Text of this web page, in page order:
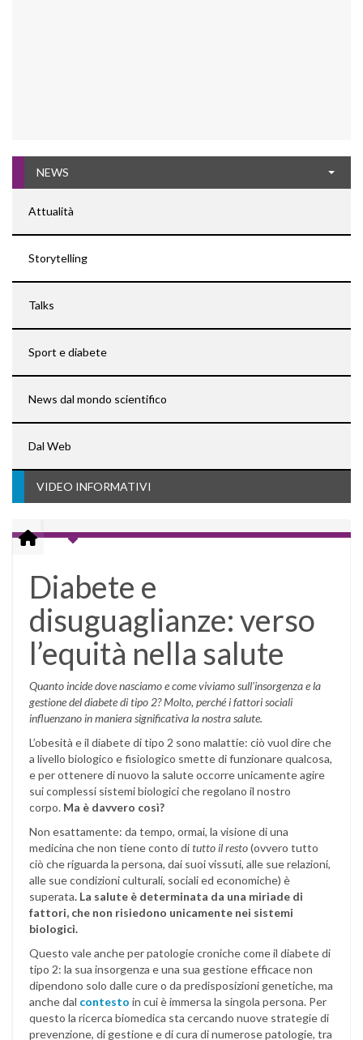
NEWS
Attualità
Storytelling
Talks
Sport e diabete
News dal mondo scientifico
Dal Web
VIDEO INFORMATIVI
Diabete e
disuguaglianze: verso
l’equità nella salute
Quanto incide dove nasciamo e come viviamo sull’insorgenza e la
gestione del diabete di tipo 2? Molto, perché i fattori sociali
influenzano in maniera significativa la nostra salute.
L’obesità e il diabete di tipo 2 sono malattie: ciò vuol dire che
a livello biologico e fisiologico smette di funzionare qualcosa,
e per ottenere di nuovo la salute occorre unicamente agire
sui complessi sistemi biologici che regolano il nostro
corpo. Ma è davvero così?
Non esattamente: da tempo, ormai, la visione di una
medicina che non tiene conto ditutto il resto(ovvero tutto
ciò che riguarda la persona, dai suoi vissuti, alle sue relazioni,
alle sue condizioni culturali, sociali ed economiche) è
superata. La salute è determinata da una miriade di
fattori, che non risiedono unicamente nei sistemi
biologici.
Questo vale anche per patologie croniche come il diabete di
tipo 2: la sua insorgenza e una sua gestione efficace non
dipendono solo dalle cure o da predisposizioni genetiche, ma
anche dal contesto in cui è immersa la singola persona. Per
questo la ricerca biomedica sta cercando nuove strategie di
prevenzione, di gestione e di cura di numerose patologie, tra